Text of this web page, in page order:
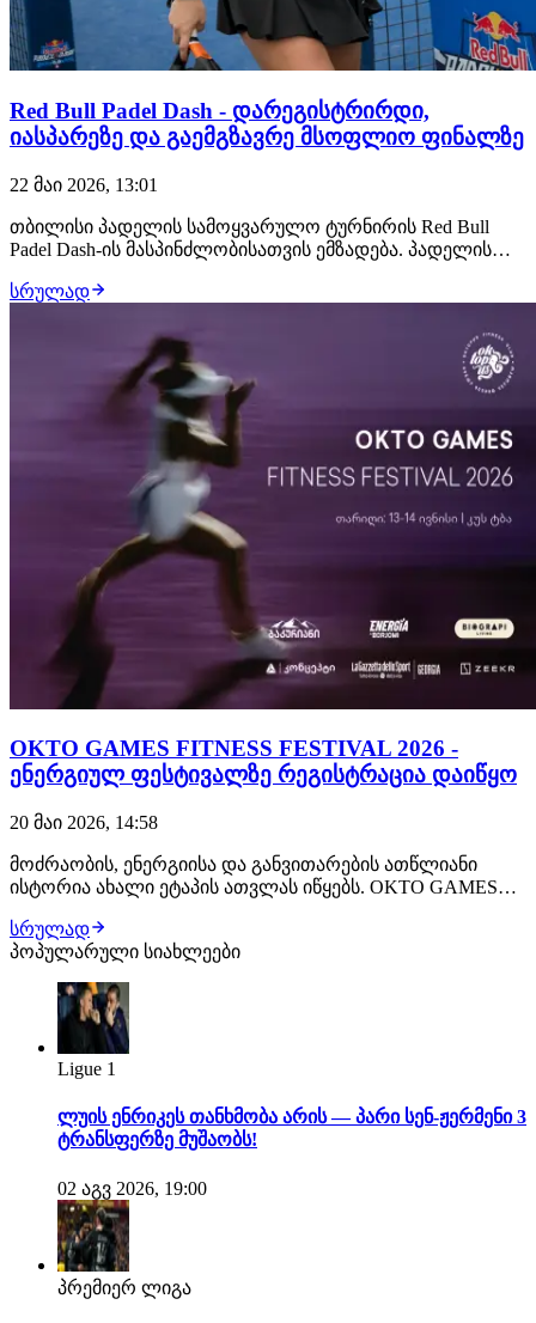
Red Bull Padel Dash - დარეგისტრირდი,
იასპარეზე და გაემგზავრე მსოფლიო ფინალზე
22 მაი 2026, 13:01
თბილისი პადელის სამოყვარულო ტურნირის Red Bull
Padel Dash-ის მასპინძლობისათვის ემზადება. პადელის
მოიპოვონ Red Bull Padel Dash-ის მსოფლიო ფინალის
იასპარეზონ. დიდ სპორტულ თავგადასავალში
სრულად
OKTO GAMES FITNESS FESTIVAL 2026 -
ენერგიულ ფესტივალზე რეგისტრაცია დაიწყო
20 მაი 2026, 14:58
მოძრაობის, ენერგიისა და განვითარების ათწლიანი
ისტორია ახალი ეტაპის ათვლას იწყებს. OKTO GAMES
იუბილესთან დაკავშირებით ჩატარდება. მოძრაობით,
კონკურენციით, მუსიკითა და დაუვიწყარი ემოციებით
სავსე 2 დღე - ყველაზე ენერგიული და მასშტაბური
სპორ…
სრულად
პოპულარული სიახლეები
Ligue 1
ლუის ენრიკეს თანხმობა არის — პარი სენ-ჟერმენი 3
ტრანსფერზე მუშაობს!
02 აგვ 2026, 19:00
პრემიერ ლიგა